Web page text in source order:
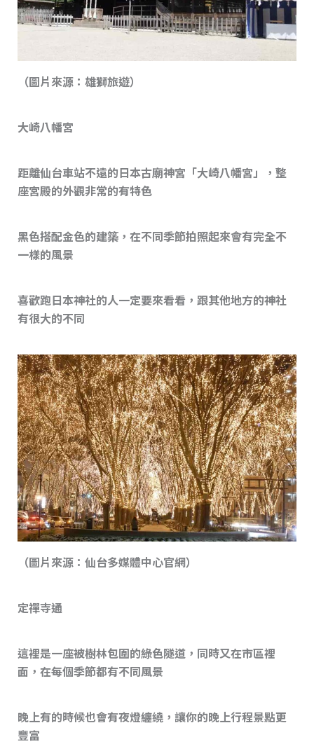
（圖片來源：雄獅旅遊）
大崎八幡宮
距離仙台車站不遠的日本古廟神宮「大崎八幡宮」，整
座宮殿的外觀非常的有特色
黑色搭配金色的建築，在不同季節拍照起來會有完全不
一樣的風景
喜歡跑日本神社的人一定要來看看，跟其他地方的神社
有很大的不同
（圖片來源：仙台多媒體中心官網）
定禪寺通
這裡是一座被樹林包圍的綠色隧道，同時又在市區裡
面，在每個季節都有不同風景
晚上有的時候也會有夜燈纏繞，讓你的晚上行程景點更
豐富